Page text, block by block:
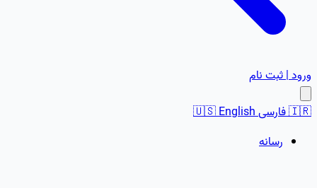
ورود | ثبت نام
🇮🇷فارسی 🇺🇸English
رسانه